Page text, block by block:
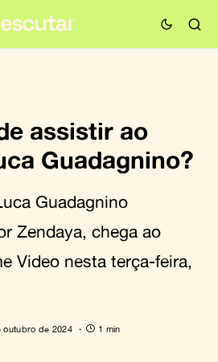
assistir ao
Guadagnino?
Guadagnino
Zendaya, chega ao
Video nesta terça-feira,
outubro de 2024 1 min